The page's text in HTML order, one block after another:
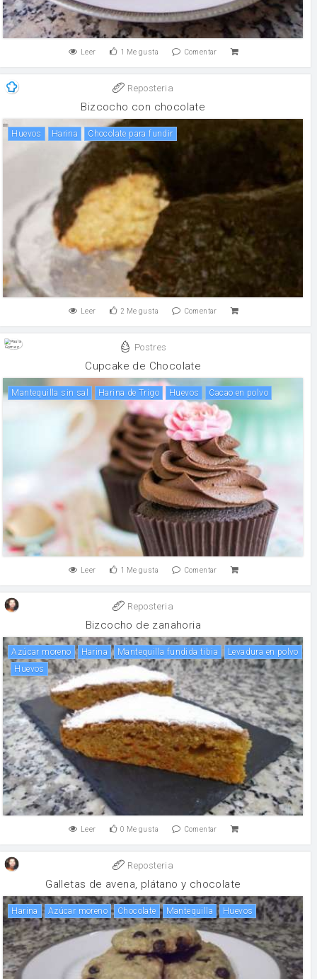
Leer 1 Me gusta Comentar
Reposteria
Bizcocho con chocolate
huevos harina chocolate para fundir
Leer 2 Me gusta Comentar
Postres
Cupcake de Chocolate
mantequilla sin sal Harina de Trigo huevos Cacao en polvo
Leer 1 Me gusta Comentar
Reposteria
Bizcocho de zanahoria
Azúcar moreno harina Mantequilla fundida tibia
levadura en polvo
huevos
Leer 0 Me gusta Comentar
Reposteria
Galletas de avena, plátano y chocolate
harina Azúcar moreno chocolate mantequilla huevos